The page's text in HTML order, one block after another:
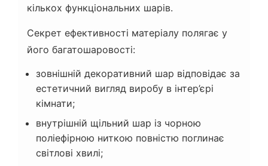
кількох функціональних шарів.
Секрет ефективності матеріалу полягає у
його багатошаровості:
зовнішній декоративний шар відповідає за
естетичний вигляд виробу в інтер’єрі
кімнати;
внутрішній щільний шар із чорною
поліефірною ниткою повністю поглинає
світлові хвилі;